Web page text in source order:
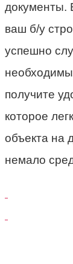
документы.
ваш б/у
успешно
получите
которое
объекта на
немало